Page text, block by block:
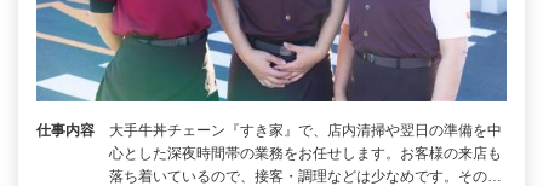
仕事内容
大手牛丼チェーン『すき家』で、店内清掃や翌日の準備を中
心とした深夜時間帯の業務をお任せします。お客様の来店も
落ち着いているので、接客・調理などは少なめです。その…